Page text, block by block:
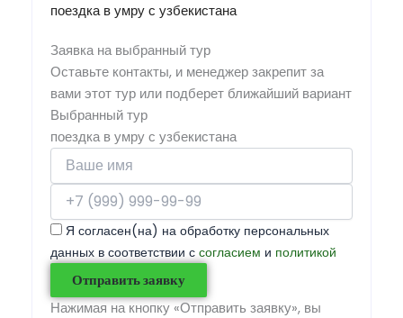
поездка в умру с узбекистана
Заявка на выбранный тур
Оставьте контакты, и менеджер закрепит за
вами этот тур или подберет ближайший вариант
Выбранный тур
поездка в умру с узбекистана
Я согласен(на) на обработку персональных
данных в соответствии с согласием и политикой
Отправить заявку
Нажимая на кнопку «Отправить заявку», вы